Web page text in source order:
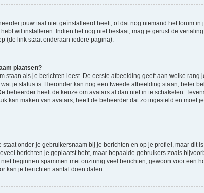
jouw taal niet geïnstalleerd heeft, of dat nog niemand het forum
wil installeren. Indien het nog niet bestaat, mag je gerust de
(de link staat onderaan iedere pagina).
plaatsen?
staan als je berichten leest. De eerste afbeelding geeft aan welke rang
je status is. Hieronder kan nog een tweede afbeelding staan, beter
beheerder heeft de keuze om avatars al dan niet in te schakelen.
kan maken van avatars, heeft de beheerder dat zo ingesteld en moet
onder je gebruikersnaam bij je berichten en op je profiel, maar dit
berichten je geplaatst hebt, maar bepaalde gebruikers zoals
beginnen spammen met onzinnig veel berichten, gewoon voor een
kan je berichten aantal doen dalen.